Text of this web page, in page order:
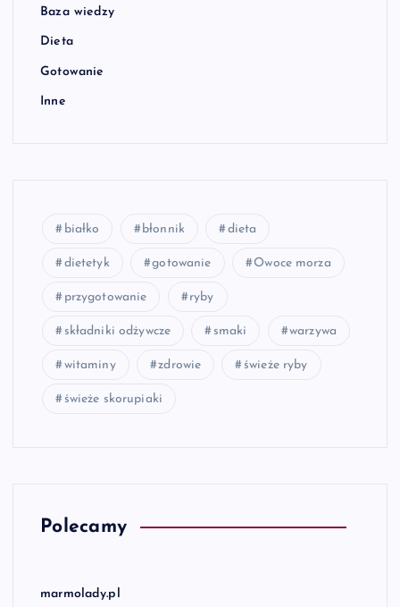
Baza wiedzy
Dieta
Gotowanie
Inne
białko błonnik dieta
dietetyk gotowanie Owoce morza
przygotowanie ryby
składniki odżywcze smaki warzywa
witaminy zdrowie świeże ryby
świeże skorupiaki
Polecamy
marmolady.pl